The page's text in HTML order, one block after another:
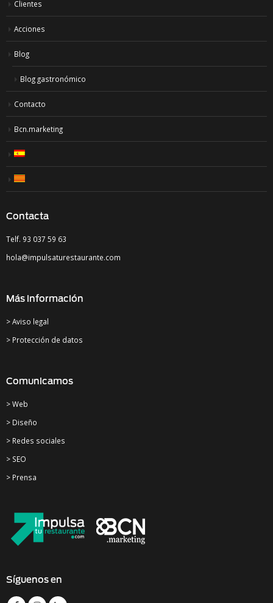
Clientes
Acciones
Blog
Blog gastronómico
Contacto
Bcn.marketing
Contacta
Telf. 93 037 59 63
hola@impulsaturestaurante.com
Más información
> Aviso legal
> Protección de datos
Comunicamos
> Web
> Diseño
> Redes sociales
> SEO
> Prensa
Síguenos en